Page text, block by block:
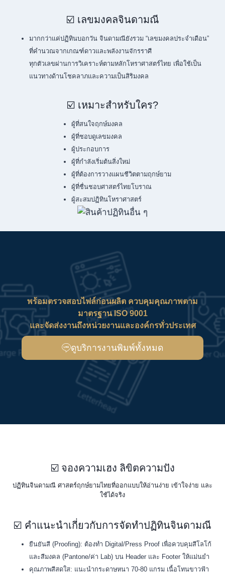
☑️ เลขมงคลจินดามณี
มากกว่าแค่ปฏิทินบอกวัน จินดามณียังรวม “เลขมงคลประจำเดือน”
ที่คำนวณจากเกณฑ์ดาวและพลังงานจักรราศี
ทุกตัวเลขผ่านการวิเคราะห์ตามหลักโหราศาสตร์ไทย เพื่อใช้เป็น
แนวทางด้านโชคลาภและความเป็นสิริมงคล
☑️ เหมาะสำหรับใคร?
ผู้ที่สนใจฤกษ์มงคล
ผู้ที่ชอบดูเลขมงคล
ผู้ประกอบการ
ผู้ที่กำลังเริ่มต้นสิ่งใหม่
ผู้ที่ต้องการวางแผนชีวิตตามฤกษ์ยาม
ผู้ที่ชื่นชอบศาสตร์ไทยโบราณ
ผู้สะสมปฏิทินโหราศาสตร์
พร้อมตรวจสอบไฟล์ก่อนผลิต ควบคุมคุณภาพตาม
มาตรฐาน ISO 9001
และจัดส่งงานถึงหน่วยงานและองค์กรทั่วประเทศ
ดูบริการงานพิมพ์ทั้งหมด
☑️ จองความเฮง ลิขิตความปัง
ปฏิทินจินดามณี ศาสตร์ฤกษ์ยามไทยที่ออกแบบให้อ่านง่าย เข้าใจง่าย และ
ใช้ได้จริง
☑️ คำแนะนำเกี่ยวกับการจัดทำปฏิทินจินดามณี
ยืนยันสี (Proofing): ต้องทำ Digital/Press Proof เพื่อควบคุมสีโลโก้
และสีมงคล (Pantone/ค่า Lab) บน Header และ Footer ให้แม่นยำ
คุณภาพสีสดใส: แนะนำกระดาษหนา 70-80 แกรม เนื้อโทนขาวฟ้า